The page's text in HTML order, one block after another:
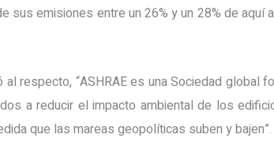
sus emisiones entre un 26% y un 28% de
respecto, “ASHRAE es una Sociedad global
a reducir el impacto ambiental de los
que las mareas geopolíticas suben y bajen”.